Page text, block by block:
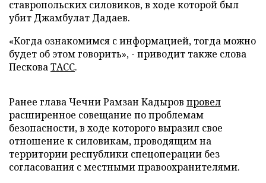
ставропольских силовиков, в ходе которой был
убит Джамбулат Дадаев.
«Когда ознакомимся с информацией, тогда можно
будет об этом говорить», - приводит также слова
ПесковаТАСС.
Ранее глава Чечни Рамзан Кадыров провел
расширенное совещание по проблемам
безопасности, в ходе которого выразил свое
отношение к силовикам, проводящим на
территории республики спецоперации без
согласования с местными правоохранителями.